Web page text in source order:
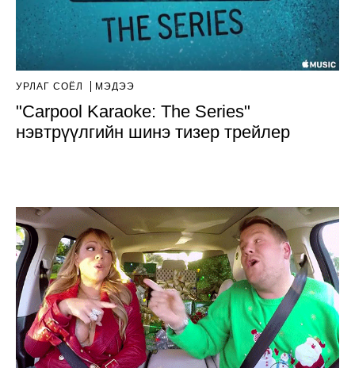
УРЛАГ СОЁЛ МЭДЭЭ
"Carpool Karaoke: The Series"
нэвтрүүлгийн шинэ тизер трейлер